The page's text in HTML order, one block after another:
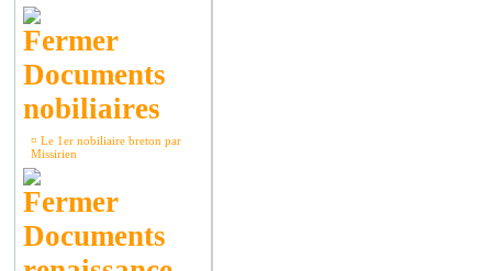
Documents
nobiliaires
¤ Le 1er nobiliaire breton par
Missirien
Documents